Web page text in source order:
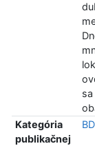
Kategória
publikačnej